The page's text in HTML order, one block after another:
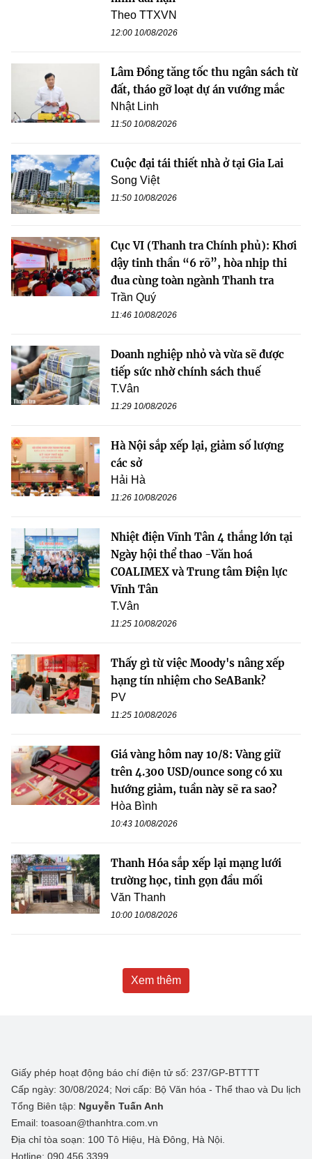
Theo TTXVN
12:00 10/08/2026
Lâm Đồng tăng tốc thu ngân sách từ
đất, tháo gỡ loạt dự án vướng mắc
Nhật Linh
11:50 10/08/2026
Cuộc đại tái thiết nhà ở tại Gia Lai
Song Việt
11:50 10/08/2026
Cục VI (Thanh tra Chính phủ): Khơi
dậy tinh thần “6 rõ”, hòa nhịp thi
đua cùng toàn ngành Thanh tra
Trần Quý
11:46 10/08/2026
Doanh nghiệp nhỏ và vừa sẽ được
tiếp sức nhờ chính sách thuế
T.Vân
11:29 10/08/2026
Hà Nội sắp xếp lại, giảm số lượng
các sở
Hải Hà
11:26 10/08/2026
Nhiệt điện Vĩnh Tân 4 thắng lớn tại
Ngày hội thể thao -Văn hoá
COALIMEX và Trung tâm Điện lực
Vĩnh Tân
T.Vân
11:25 10/08/2026
Thấy gì từ việc Moody's nâng xếp
hạng tín nhiệm cho SeABank?
PV
11:25 10/08/2026
Giá vàng hôm nay 10/8: Vàng giữ
trên 4.300 USD/ounce song có xu
hướng giảm, tuần này sẽ ra sao?
Hòa Bình
10:43 10/08/2026
Thanh Hóa sắp xếp lại mạng lưới
trường học, tinh gọn đầu mối
Văn Thanh
10:00 10/08/2026
Xem thêm
Giấy phép hoạt động báo chí điện tử số: 237/GP-BTTTT
Cấp ngày: 30/08/2024; Nơi cấp: Bộ Văn hóa - Thể thao và Du lịch
Tổng Biên tập: Nguyễn Tuấn Anh
Email: toasoan@thanhtra.com.vn
Địa chỉ tòa soạn: 100 Tô Hiệu, Hà Đông, Hà Nội.
Hotline: 090.456.3399